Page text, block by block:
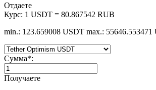
Отдаете
Курс: 1 USDT = 80.867542 RUB
min.: 123.659008 USDT max.: 55646.553471
Сумма*:
Получаете